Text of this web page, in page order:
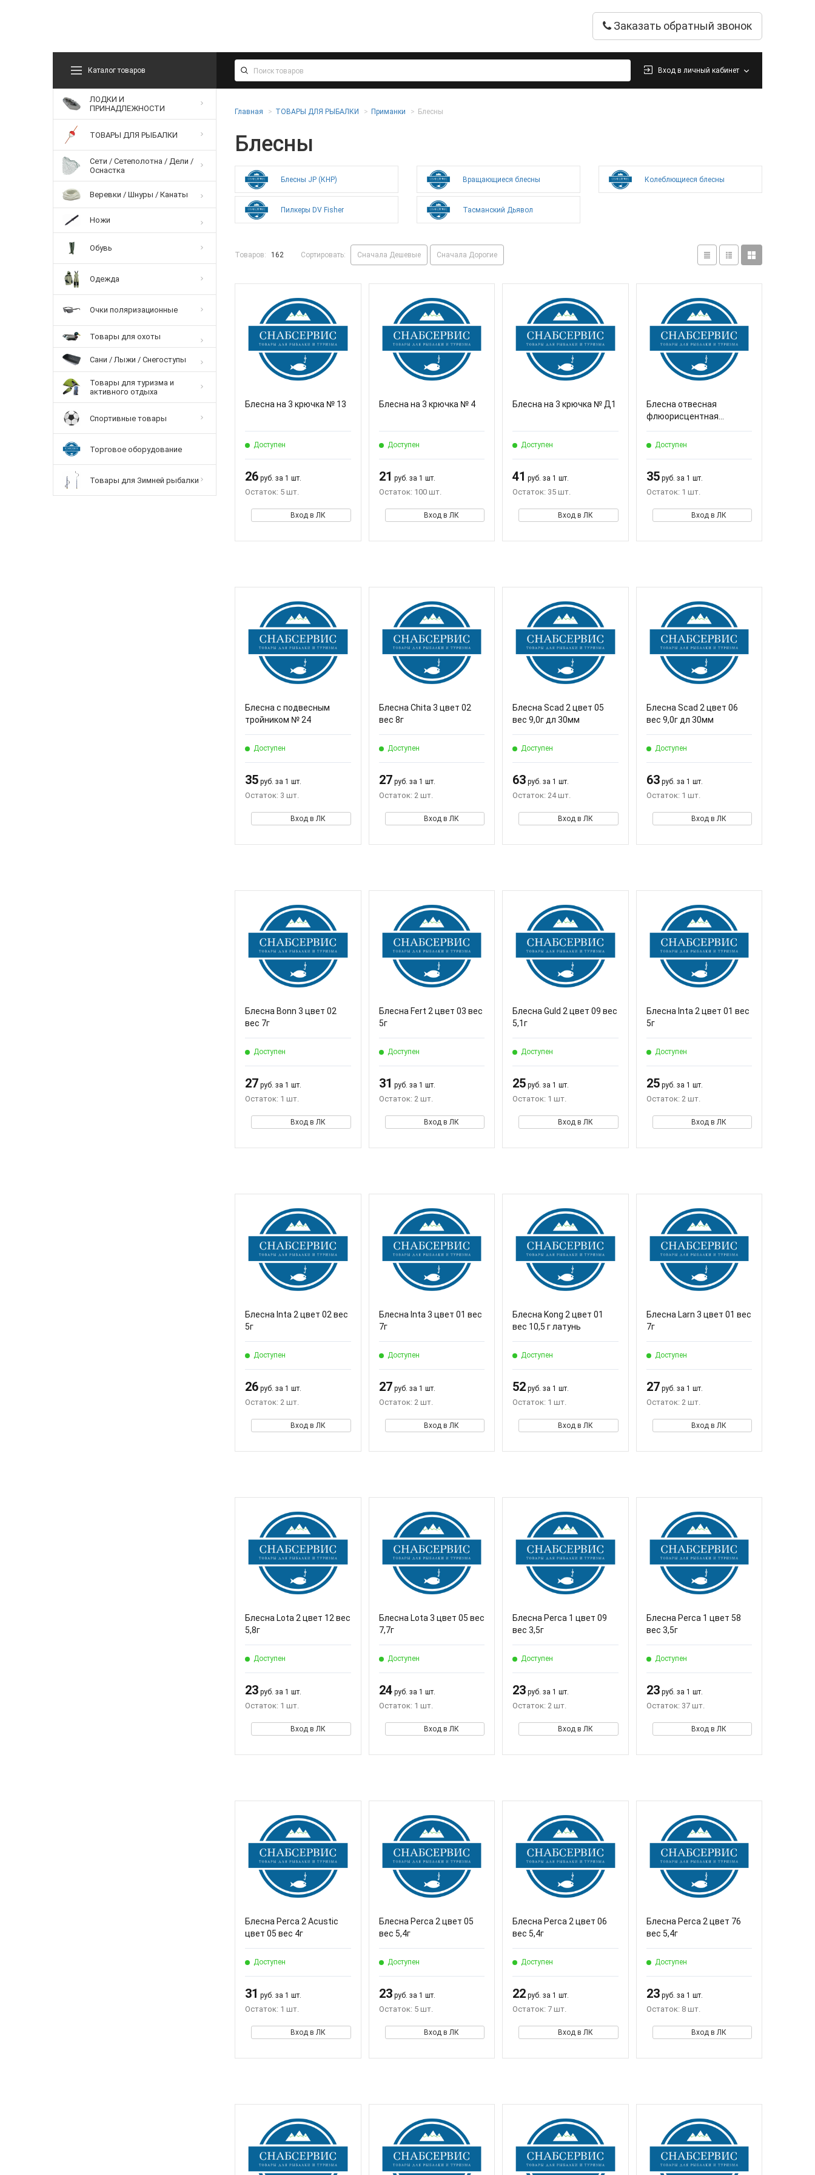
Заказать обратный звонок
Каталог товаров Вход в личный кабинет
ЛОДКИ И
ПРИНАДЛЕЖНОСТИ
ТОВАРЫ ДЛЯ РЫБАЛКИ
Сети / Сетеполотна / Дели /
Оснастка
Веревки / Шнуры / Канаты
Ножи
Обувь
Одежда
Очки поляризационные
Товары для охоты
Сани / Лыжи / Снегоступы
Товары для туризма и
активного отдыха
Спортивные товары
Торговое оборудование
Товары для Зимней рыбалки
Главная ТОВАРЫ ДЛЯ РЫБАЛКИ Приманки Блесны
Блесны
Блесны JP (КНР) Вращающиеся блесны Колеблющиеся блесны
Пилкеры DV Fisher Тасманский Дьявол
Товаров: 162 Сортировать: Сначала Дешевые Сначала Дорогие
Блесна на 3 крючка № 13
Доступен
26 руб. за 1 шт.
Остаток: 5 шт.
Вход в ЛК
Блесна на 3 крючка № 4
Доступен
21 руб. за 1 шт.
Остаток: 100 шт.
Вход в ЛК
Блесна на 3 крючка № Д1
Доступен
41 руб. за 1 шт.
Остаток: 35 шт.
Вход в ЛК
Блесна отвесная
флюорисцентная...
Доступен
35руб. за 1 шт.
Остаток: 1 шт.
Вход в ЛК
Блесна с подвесным
тройником № 24
Доступен
35 руб. за 1 шт.
Остаток: 3 шт.
Вход в ЛК
Блесна Chita 3 цвет 02
вес 8г
Доступен
27 руб. за 1 шт.
Остаток: 2 шт.
Вход в ЛК
Блесна Scad 2 цвет 05
вес 9,0г дл 30мм
Доступен
63 руб. за 1 шт.
Остаток: 24 шт.
Вход в ЛК
Блесна Scad 2 цвет 06
вес 9,0г дл 30мм
Доступен
63руб. за 1 шт.
Остаток: 1 шт.
Вход в ЛК
Блесна Bonn 3 цвет 02
вес 7г
Доступен
27 руб. за 1 шт.
Остаток: 1 шт.
Вход в ЛК
Блесна Fert 2 цвет 03 вес
5г
Доступен
31 руб. за 1 шт.
Остаток: 2 шт.
Вход в ЛК
Блесна Guld 2 цвет 09 вес
5,1г
Доступен
25 руб. за 1 шт.
Остаток: 1 шт.
Вход в ЛК
Блесна Inta 2 цвет 01 вес
5г
Доступен
25руб. за 1 шт.
Остаток: 2 шт.
Вход в ЛК
Блесна Inta 2 цвет 02 вес
5г
Доступен
26 руб. за 1 шт.
Остаток: 2 шт.
Вход в ЛК
Блесна Inta 3 цвет 01 вес
7г
Доступен
27 руб. за 1 шт.
Остаток: 2 шт.
Вход в ЛК
Блесна Kong 2 цвет 01
вес 10,5 г латунь
Доступен
52 руб. за 1 шт.
Остаток: 1 шт.
Вход в ЛК
Блесна Larn 3 цвет 01 вес
7г
Доступен
27 руб. за 1 шт.
Остаток: 2 шт.
Вход в ЛК
Блесна Lota 2 цвет 12 вес
5,8г
Доступен
23 руб. за 1 шт.
Остаток: 1 шт.
Вход в ЛК
Блесна Lota 3 цвет 05 вес
7,7г
Доступен
24руб. за 1 шт.
Остаток: 1 шт.
Вход в ЛК
Блесна Perca 1 цвет 09
вес 3,5г
Доступен
23 руб. за 1 шт.
Остаток: 2 шт.
Вход в ЛК
Блесна Perca 1 цвет 58
вес 3,5г
Доступен
23руб. за 1 шт.
Остаток: 37 шт.
Вход в ЛК
Блесна Perca 2 Acustic
цвет 05 вес 4г
Доступен
31 руб. за 1 шт.
Остаток: 1 шт.
Вход в ЛК
Блесна Perca 2 цвет 05
вес 5,4г
Доступен
23руб. за 1 шт.
Остаток: 5 шт.
Вход в ЛК
Блесна Perca 2 цвет 06
вес 5,4г
Доступен
22 руб. за 1 шт.
Остаток: 7 шт.
Вход в ЛК
Блесна Perca 2 цвет 76
вес 5,4г
Доступен
23руб. за 1 шт.
Остаток: 8 шт.
Вход в ЛК